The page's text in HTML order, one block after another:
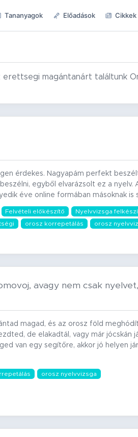
Tananyagok Előadások Cikkek
magántanárt találtunk
érdekes. Nagyapám perfekt
egyből elvarázsolt ez a
éve online formában másoknak
Felvételi előkészítő Nyelvvizsga
orosz korrepetálás
orosz
avagy nem csak
magad, és az orosz föld
de elakadtál, vagy már
van egy segítőre, akkor jó helyen
orosz nyelvvizsga